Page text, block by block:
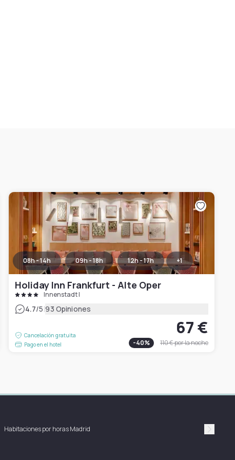
08h - 14h 09h - 18h 12h - 17h +1
Holiday Inn Frankfurt - Alte Oper
Innenstadt I
4.7/5|93 Opiniones
Cancelación gratuita
Pago en el hotel
67 €
-40% 110 €por la noche
Habitaciones por horas Madrid